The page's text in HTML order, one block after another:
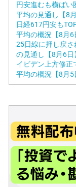
円安進むも横ばい
平均の見通し【8月
日経617円安も
平均の概況【8月6
25日線に押し戻
の見通し【8月6日
イビデン上方修正
平均の概況【8月5